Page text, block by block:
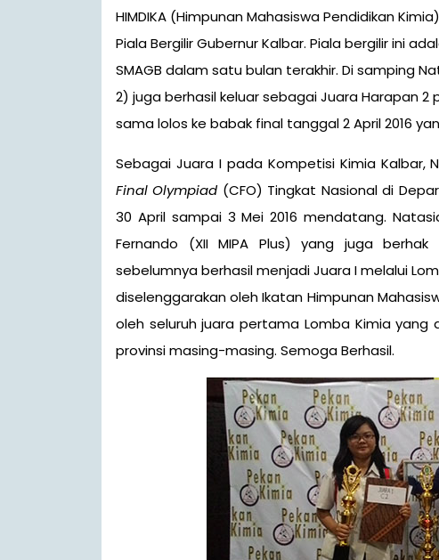
HIMDIKA (Himpunan Mahasiswa Pendidikan
Piala Bergilir Gubernur Kalbar. Piala bergilir ini
SMAGB dalam satu bulan terakhir. Di samping
2) juga berhasil keluar sebagai Juara Harapan
sama lolos ke babak final tanggal 2 April 2016
Sebagai Juara I pada Kompetisi Kimia Kalbar,
Final Olympiad(CFO) Tingkat Nasional di
30 April sampai 3 Mei 2016 mendatang.
Fernando (XII MIPA Plus) yang juga
sebelumnya berhasil menjadi Juara I melalui
diselenggarakan oleh Ikatan Himpunan
oleh seluruh juara pertama Lomba Kimia yang
provinsi masing-masing. Semoga Berhasil.